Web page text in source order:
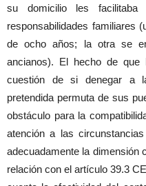
su domicilio les
responsabilidades familiares
de ocho años; la otra se
ancianos). El hecho de
cuestión de si denegar a
pretendida permuta de sus
obstáculo para la
atención a las
adecuadamente la dimensión
relación con el artículo 39.3